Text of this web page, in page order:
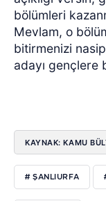
bölümleri
Mevlam, o
bitirmenizi
adayı gençlere
KAYNAK: KAMU
# ŞANLIURFA